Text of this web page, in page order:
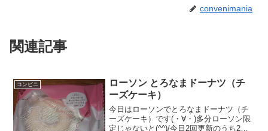
convenimania
関連記事
コンビニ
ローソン とろなまドーナツ（チ
ーズケーキ）
今日はローソンでとろなまドーナツ（チ
ーズケーキ）です(・∀・)多分ローソン限
定じゃないと(^^)/今日2回更新のうち2回